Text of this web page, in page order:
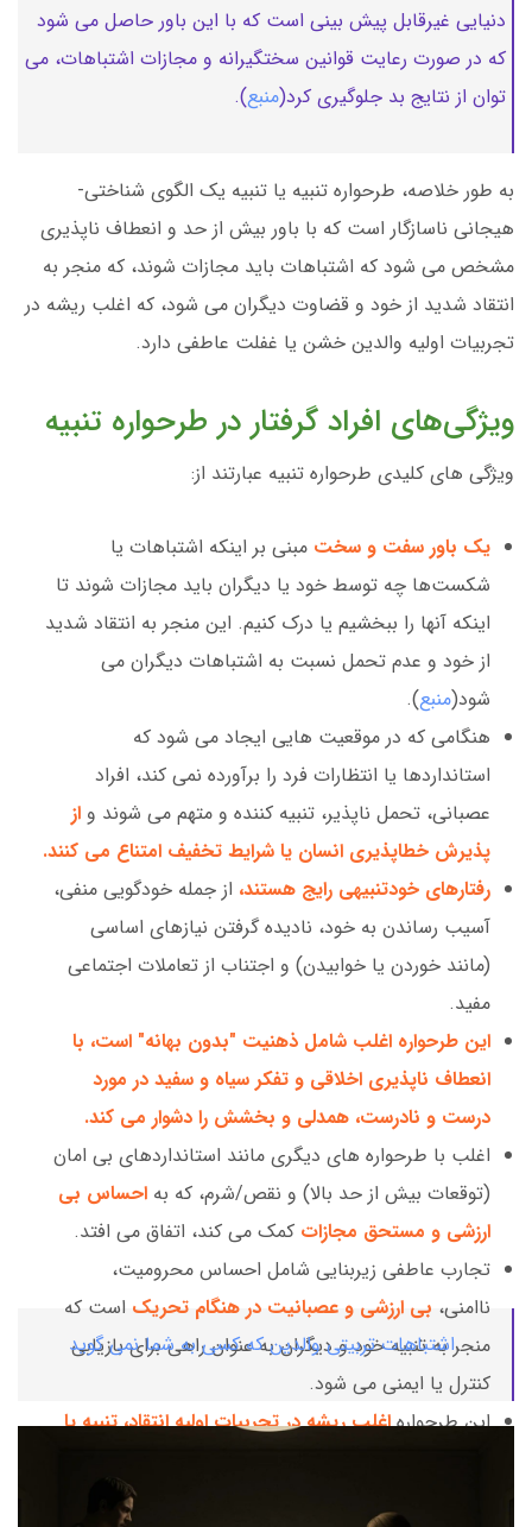
دنیایی غیرقابل پیش بینی است که با این باور حاصل می شود
که در صورت رعایت قوانین سختگیرانه و مجازات اشتباهات، می
توان از نتایج بد جلوگیری کرد(منبع).
به طور خلاصه، طرحواره تنبیه یا تنبیه یک الگوی شناختی-
هیجانی ناسازگار است که با باور بیش از حد و انعطاف ناپذیری
مشخص می شود که اشتباهات باید مجازات شوند، که منجر به
انتقاد شدید از خود و قضاوت دیگران می شود، که اغلب ریشه در
تجربیات اولیه والدین خشن یا غفلت عاطفی دارد.
ویژگی‌های افراد گرفتار در طرحواره تنبیه
ویژگی های کلیدی طرحواره تنبیه عبارتند از:
یک باور سفت و سخت مبنی بر اینکه اشتباهات یا
شکست‌ها چه توسط خود یا دیگران باید مجازات شوند تا
اینکه آنها را ببخشیم یا درک کنیم. این منجر به انتقاد شدید
از خود و عدم تحمل نسبت به اشتباهات دیگران می
شود(منبع).
هنگامی که در موقعیت هایی ایجاد می شود که
استانداردها یا انتظارات فرد را برآورده نمی کند، افراد
عصبانی، تحمل ناپذیر، تنبیه کننده و متهم می شوند و از
پذیرش خطاپذیری انسان یا شرایط تخفیف امتناع می کنند.
رفتارهای خودتنبیهی رایج هستند، از جمله خودگویی منفی،
آسیب رساندن به خود، نادیده گرفتن نیازهای اساسی
(مانند خوردن یا خوابیدن) و اجتناب از تعاملات اجتماعی
مفید.
این طرحواره اغلب شامل ذهنیت "بدون بهانه" است، با
انعطاف ناپذیری اخلاقی و تفکر سیاه و سفید در مورد
درست و نادرست، همدلی و بخشش را دشوار می کند.
اغلب با طرحواره های دیگری مانند استانداردهای بی امان
(توقعات بیش از حد بالا) و نقص/شرم، که به احساس بی
ارزشی و مستحق مجازات کمک می کند، اتفاق می افتد.
تجارب عاطفی زیربنایی شامل احساس محرومیت،
ناامنی، بی ارزشی و عصبانیت در هنگام تحریک است که
منجر به تنبیه خود و دیگران به عنوان راهی برای بازیابی
کنترل یا ایمنی می شود.
این طرحوارهاغلب ریشه در تجربیات اولیه انتقاد، تنبیه یا
" در قالب طرحواره درمانی شکل می
اشتباهات تربیتی والدین که کسی به شما نمی گوید